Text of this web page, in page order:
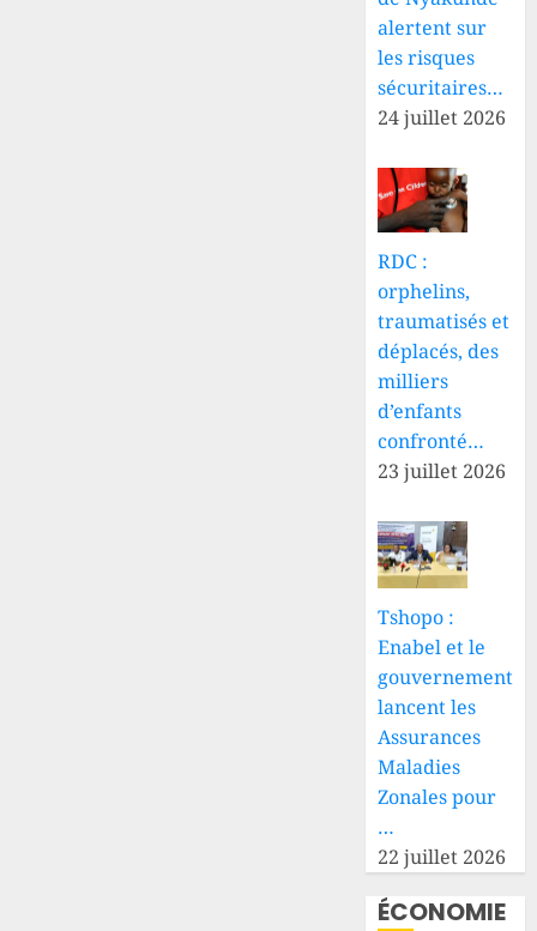
alertent sur
les risques
sécuritaires…
24 juillet 2026
RDC :
orphelins,
traumatisés et
déplacés, des
milliers
d’enfants
confronté…
23 juillet 2026
Tshopo :
Enabel et le
gouvernement
lancent les
Assurances
Maladies
Zonales pour
…
22 juillet 2026
ÉCONOMIE